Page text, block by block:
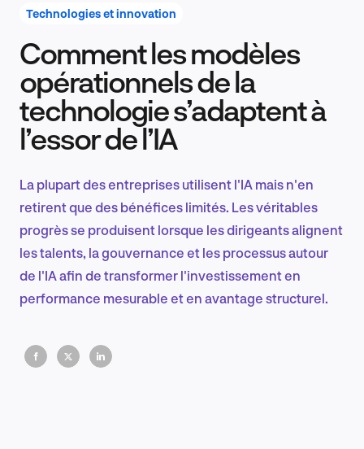
Recherche et conception produit
Tendances sectorielles
EN
FR
Technologies et innovation
Comment les modèles
opérationnels de la
technologie s’adaptent à
l’essor de l’IA
La plupart des entreprises utilisent l'IA mais n'en
retirent que des bénéfices limités. Les véritables
progrès se produisent lorsque les dirigeants alignent
les talents, la gouvernance et les processus autour
de l'IA afin de transformer l'investissement en
performance mesurable et en avantage structurel.